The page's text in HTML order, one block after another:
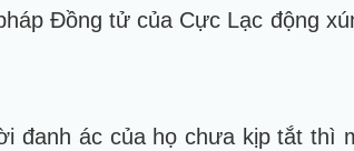
Đồng tử của Cực Lạc động
đanh ác của họ chưa kịp tắt thì